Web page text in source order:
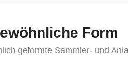
Form
geformte Sammler- und